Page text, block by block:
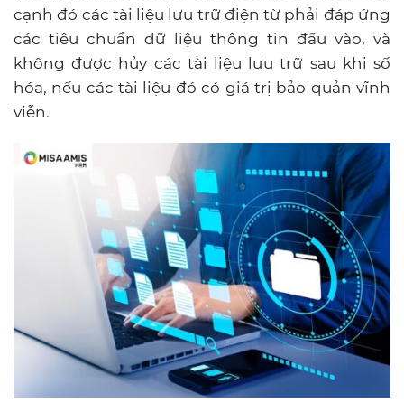
cạnh đó các tài liệu lưu trữ điện từ phải đáp ứng
các tiêu chuẩn dữ liệu thông tin đầu vào, và
không được hủy các tài liệu lưu trữ sau khi số
hóa, nếu các tài liệu đó có giá trị bảo quản vĩnh
viễn.